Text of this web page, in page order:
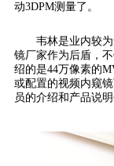
动3DPM测量了。
韦林是业内较
镜厂家作为后盾，
绍的是44万像素的
或配置的视频内窥
员的介绍和产品说明